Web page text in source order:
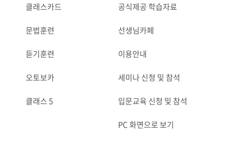
클래스카드
문법훈련
듣기훈련
오토보카
클래스 5
공식제공 학습자료
선생님카페
이용안내
세미나 신청 및 참석
입문교육 신청 및 참석
PC 화면으로 보기